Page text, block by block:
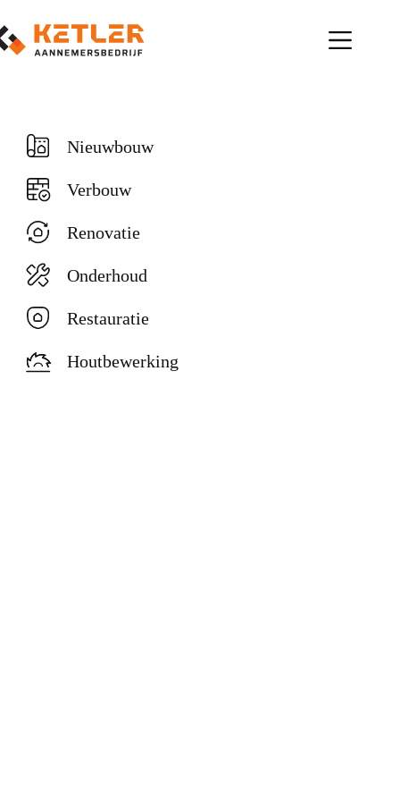
naar
de
inhoud
Nieuwbouw
Verbouw
Renovatie
Onderhoud
Restauratie
Houtbewerking